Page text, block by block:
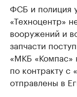
ФСБ и полиция
«Техноцентр»
вооружений и
запчасти
«МКБ «Компас»
по контракту с
отправлены в